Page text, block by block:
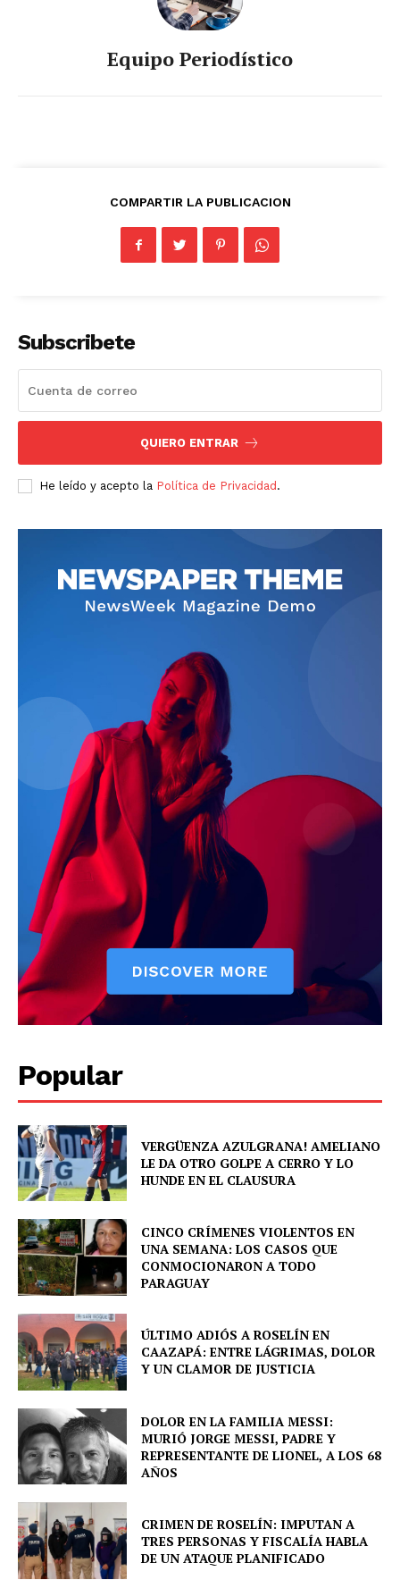
News Week
Magazine PRO
Company
Comparte esto:
Facebook X
Equipo Periodístico
COMPARTIR LA PUBLICACION
Subscribete
QUIERO ENTRAR
He leído y acepto la Política de Privacidad .
Popular
VERGÜENZA AZULGRANA! AMELIANO
LE DA OTRO GOLPE A CERRO Y LO
HUNDE EN EL CLAUSURA
CINCO CRÍMENES VIOLENTOS EN
UNA SEMANA: LOS CASOS QUE
CONMOCIONARON A TODO
PARAGUAY
ÚLTIMO ADIÓS A ROSELÍN EN
CAAZAPÁ: ENTRE LÁGRIMAS, DOLOR
Y UN CLAMOR DE JUSTICIA
DOLOR EN LA FAMILIA MESSI:
MURIÓ JORGE MESSI, PADRE Y
REPRESENTANTE DE LIONEL, A LOS 68
AÑOS
CRIMEN DE ROSELÍN: IMPUTAN A
TRES PERSONAS Y FISCALÍA HABLA
DE UN ATAQUE PLANIFICADO